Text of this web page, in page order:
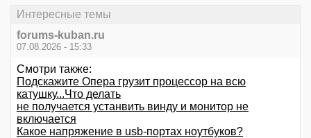
Интересные темы
forums-kuban.ru
07.08.2026 - 15:33
Смотри также:
Подскажите Опера грузит процессор на всю
катушку...Что делать
не получается устанвить винду и монитор не
включается
Какое напряжение в usb-портах ноутбуков?